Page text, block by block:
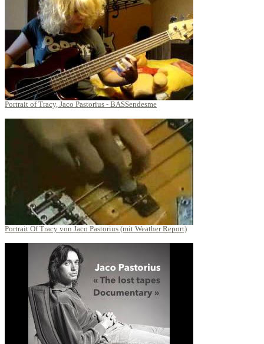
Portrait of Tracy, Jaco Pastorius - BASSendesme
Portrait Of Tracy von Jaco Pastorius (mit Weather Report)